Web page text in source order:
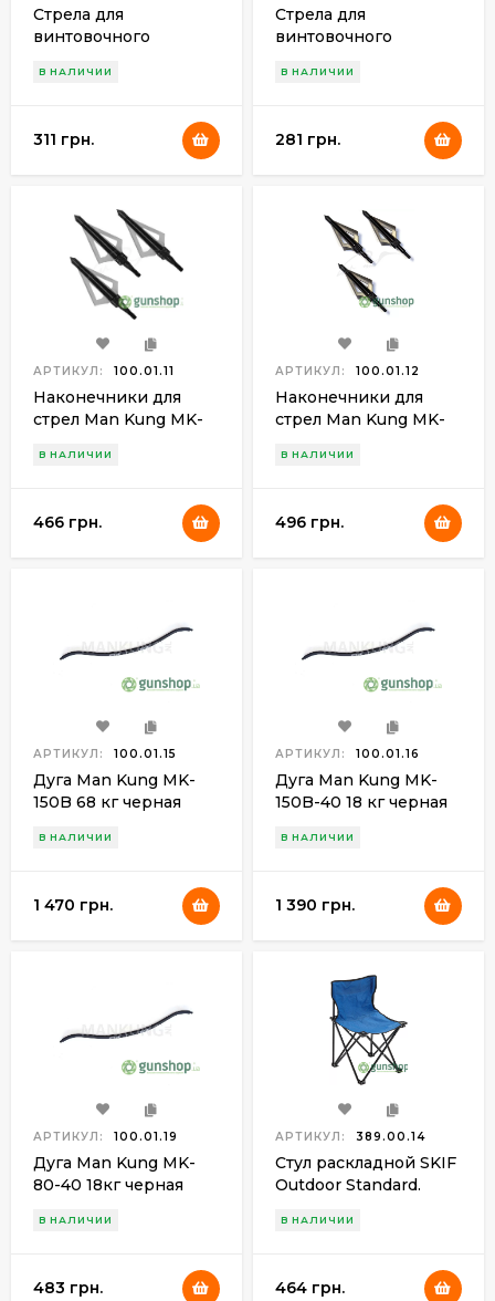
Стрела для
винтовочного
MK-CA22, карбон,
В НАЛИЧИИ
311 грн.
Стрела для
винтовочного
MK-CA20, карбон,
В НАЛИЧИИ
281 грн.
АРТИКУЛ: 100.01.11
Наконечники для
стрел Man Kung MK-
В НАЛИЧИИ
466 грн.
АРТИКУЛ: 100.01.12
Наконечники для
стрел Man Kung MK-
В НАЛИЧИИ
496 грн.
АРТИКУЛ: 100.01.15
Дуга Man Kung MK-
150B 68 кг черная
В НАЛИЧИИ
1 470 грн.
АРТИКУЛ: 100.01.16
Дуга Man Kung MK-
150B-40 18 кг черная
В НАЛИЧИИ
1 390 грн.
АРТИКУЛ: 100.01.19
Дуга Man Kung MK-
80-40 18кг черная
В НАЛИЧИИ
483 грн.
АРТИКУЛ: 389.00.14
Стул раскладной SKIF
Outdoor Standard.
В НАЛИЧИИ
464 грн.